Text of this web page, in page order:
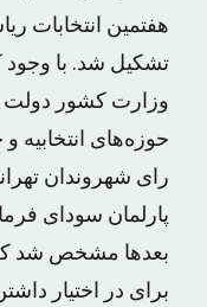
تشکیل شد. با
وزارت کشور دولت
رای شهروندان
پارلمان سودای
بعد‌ها مشخص شد
برای در اختیار